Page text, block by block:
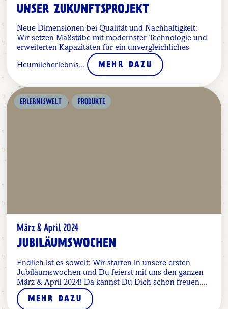
UNSER ZUKUNFTSPROJEKT
Neue Dimensionen bei Qualität und Nachhaltigkeit:
Wir setzen Maßstäbe mit modernster Technologie und
erweiterten Kapazitäten für ein unvergleichliches
Heumilcherlebnis... MEHR DAZU
ERLEBNISWELT , PRODUKTE
März & April 2024
JUBILÄUMSWOCHEN
Endlich ist es soweit: Wir starten in unsere ersten
Jubiläumswochen und Du feierst mit uns den ganzen
März & April 2024! Da kannst Du Dich schon freuen....
MEHR DAZU